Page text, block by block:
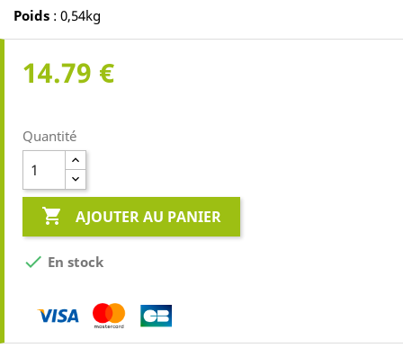
Poids : 0,54kg
14.79 €
Quantité
 AJOUTER AU PANIER
 En stock